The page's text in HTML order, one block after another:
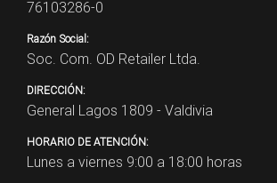
76103286-0
Razón Social:
Soc. Com. OD Retailer Ltda.
DIRECCIÓN:
General Lagos 1809 - Valdivia
HORARIO DE ATENCIÓN:
Lunes a viernes 9:00 a 18:00 horas